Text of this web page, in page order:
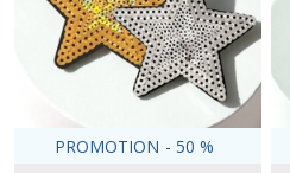
PROMOTION - 50 %